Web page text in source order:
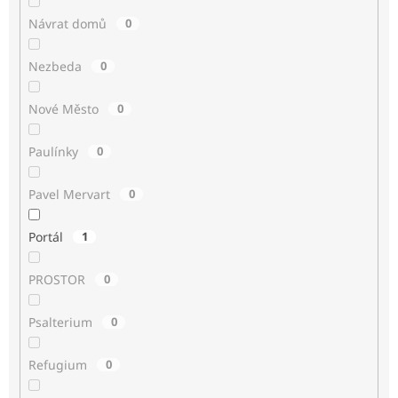
Návrat domů 0
Nezbeda 0
Nové Město 0
Paulínky 0
Pavel Mervart 0
Portál 1
PROSTOR 0
Psalterium 0
Refugium 0